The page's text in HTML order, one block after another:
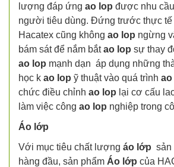
lượng đáp ứng ao lop được nhu
người tiêu dùng. Đứng trước thực tế
Hacatex cũng không ao lop ngừng
bám sát để nắm bắtao lop sự thay
ao lop mạnh dạn áp dụng những
học k ao lop ỹ thuật vào quá trình ao
chức điều chỉnh ao lop lại cơ cấu
làm việc công ao lop nghiệp trong
Áo lớp
Với mục tiêu chất lượng áo lớp sản
hàng đầu, sản phẩm Áo lớp của